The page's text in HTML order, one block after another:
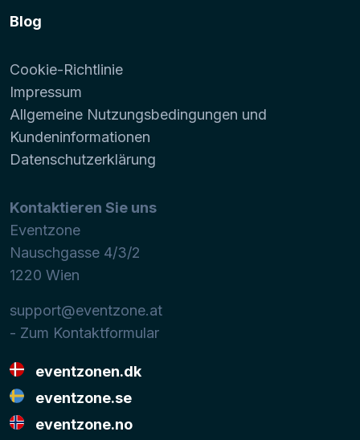
Blog
Cookie-Richtlinie
Impressum
Allgemeine Nutzungsbedingungen und
Kundeninformationen
Datenschutzerklärung
Kontaktieren Sie uns
Eventzone
Nauschgasse 4/3/2
1220 Wien
support@eventzone.at
- Zum Kontaktformular
eventzonen.dk
eventzone.se
eventzone.no